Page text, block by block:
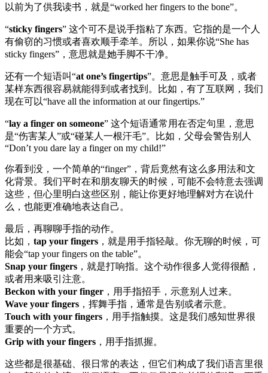
以前为了供我读书，就是“worked her fingers to the bone”。
“sticky fingers” 这个可不是说手指粘了东西。它指的是一个人
有偷窃的习惯或者喜欢顺手牵羊。所以，如果你说“She has
sticky fingers”，意思就是她手脚不干净。
还有一个短语叫“at one’s fingertips”。意思是触手可及，或者
某样东西很容易就能得到或者找到。比如，有了互联网，我们
现在可以“have all the information at our fingertips.”
“lay a finger on someone” 这个短语通常用在否定句里，意思
是“伤害某人”或“碰某人一根汗毛”。比如，父母会警告别人
“Don’t you dare lay a finger on my child!”
你看到没，一个简单的“finger”，背后竟然有这么多用法和文
化背景。我们平时在和朋友聊天的时候，可能不会特意去强调
这些，但心里明白这些区别，能让你更好地理解对方在说什
么，也能更准确地表达自己。
最后，再聊聊手指的动作。
比如， tap your fingers ，就是用手指轻敲。你无聊的时候，可
能会“tap your fingers on the table”。
Snap your fingers ，就是打响指。这个动作很多人觉得很酷，
或者用来吸引注意。
Beckon with your finger ，用手指招手，示意别人过来。
Wave your fingers ，挥舞手指，通常是告别或者示意。
Touch with your fingers ，用手指触摸。这是我们感知世界很
重要的一个方式。
Grip with your fingers ，用手指抓握。
这些都是很基础、很日常的表达，但它们构成了我们语言里很